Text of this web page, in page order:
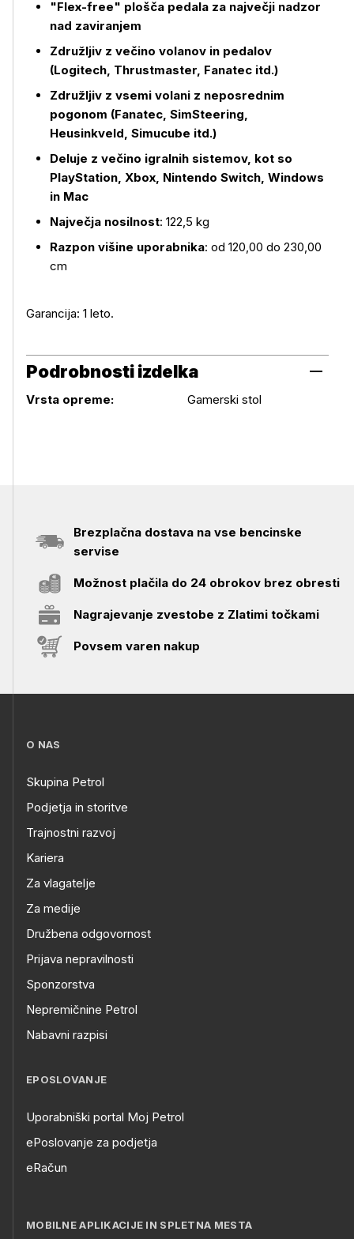
"Flex-free" plošča pedala za največji nadzor
nad zaviranjem
Združljiv z večino volanov in pedalov
(Logitech, Thrustmaster, Fanatec itd.)
Združljiv z vsemi volani z neposrednim
pogonom (Fanatec, SimSteering,
Heusinkveld, Simucube itd.)
Deluje z večino igralnih sistemov, kot so
PlayStation, Xbox, Nintendo Switch, Windows
in Mac
Največja nosilnost: 122,5 kg
Razpon višine uporabnika: od 120,00 do 230,00
cm
Garancija: 1 leto.
Podrobnosti izdelka
Podrobnosti izdelka
Vrsta opreme: Gamerski stol
Brezplačna dostava na vse bencinske
servise
Možnost plačila do 24 obrokov brez obresti
Nagrajevanje zvestobe z Zlatimi točkami
Povsem varen nakup
O NAS
Skupina Petrol
Podjetja in storitve
Trajnostni razvoj
Kariera
Za vlagatelje
Za medije
Družbena odgovornost
Prijava nepravilnosti
Sponzorstva
Nepremičnine Petrol
Nabavni razpisi
EPOSLOVANJE
Uporabniški portal Moj Petrol
ePoslovanje za podjetja
eRačun
MOBILNE APLIKACIJE IN SPLETNA MESTA